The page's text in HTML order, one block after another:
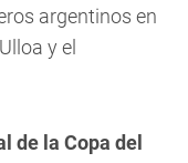
argentinos en
y el
de la Copa del